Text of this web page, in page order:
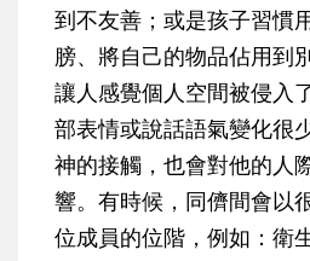
到不友善；或是孩子習慣
膀、將自己的物品佔用到
讓人感覺個人空間被侵入
部表情或說話語氣變化很
神的接觸，也會對他的人
響。有時候，同儕間會以
位成員的位階，例如：衛